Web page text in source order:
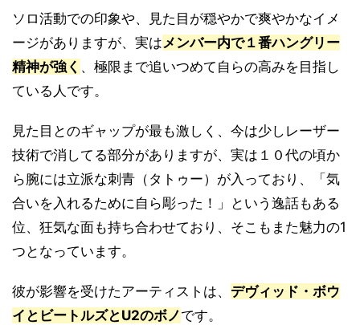
ソロ活動での印象や、見た目が穏やかで爽やかなイメ
ージがありますが、実はメンバー内で１番ハングリー
精神が強く 、極限まで追いつめて自らの高みを目指し
ている人です。
見た目とのギャップが最も激しく、今は少しレーザー
技術で消してる部分がありますが、実は１０代の頃か
ら腕には立派な刺青（タトゥー）が入っており、「気
合いを入れるために自ら彫った！」という逸話もある
位、狂気な面も持ち合わせており、そこもまた魅力の1
つとなっています。
彼が影響を受けたアーティストは、 デヴィッド・ボウ
イとビートルズとU2のボノです。